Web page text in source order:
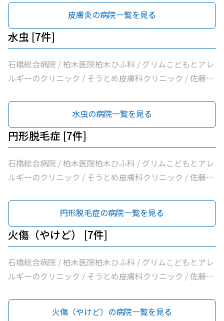
医院
皮膚炎の病院一覧を見る
水虫 [7件]
石橋総合病院 / 柏木医院柏木ひふ科 / グリムこどもとアレ
ルギーのクリニック / そうとめ皮膚科クリニック / 佐藤内
医院
水虫の病院一覧を見る
円形脱毛症 [7件]
石橋総合病院 / 柏木医院柏木ひふ科 / グリムこどもとアレ
ルギーのクリニック / そうとめ皮膚科クリニック / 佐藤内
医院
円形脱毛症の病院一覧を見る
火傷（やけど） [7件]
石橋総合病院 / 柏木医院柏木ひふ科 / グリムこどもとアレ
ルギーのクリニック / そうとめ皮膚科クリニック / 佐藤内
医院
火傷（やけど）の病院一覧を見る